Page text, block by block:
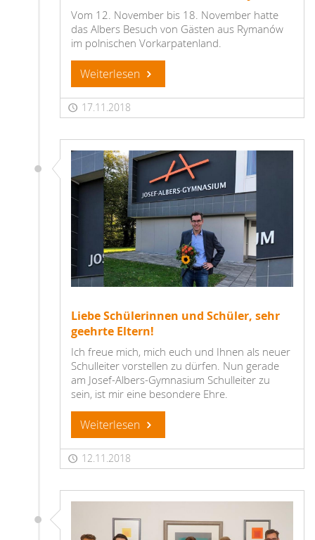
Vom 12. November bis 18. November hatte
das Albers Besuch von Gästen aus Rymanów
im polnischen Vorkarpatenland.
Weiterlesen
17.11.2018
Liebe Schülerinnen und Schüler, sehr
geehrte Eltern!
Ich freue mich, mich euch und Ihnen als neuer
Schulleiter vorstellen zu dürfen. Nun gerade
am Josef-Albers-Gymnasium Schulleiter zu
sein, ist mir eine besondere Ehre.
Weiterlesen
12.11.2018